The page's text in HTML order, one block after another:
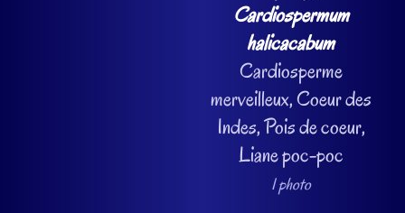
Cardiospermum
halicacabum
Cardiosperme
merveilleux, Coeur des
Indes, Pois de coeur,
Liane poc-poc
1 photo